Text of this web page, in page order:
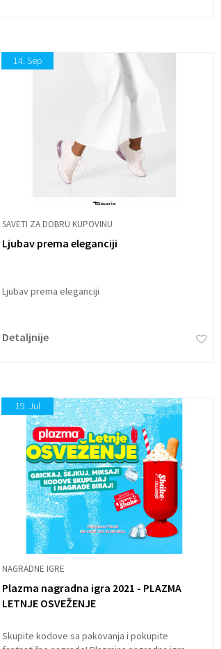
14. Sep
SAVETI ZA DOBRU KUPOVINU
Ljubav prema eleganciji
Ljubav prema eleganciji
Detaljnije
19. Jul
NAGRADNE IGRE
Plazma nagradna igra 2021 - PLAZMA
LETNJE OSVEŽENJE
Skupite kodove sa pakovanja i pokupite